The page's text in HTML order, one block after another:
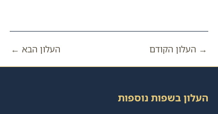
→ העלון הקודם העלון הבא ←
העלון בשפות נוספות